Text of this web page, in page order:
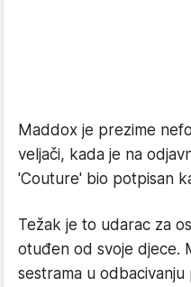
Maddox je prezime
veljači, kada je na
'Couture' bio potpisan
Težak je to udarac za
otuđen od svoje djece.
sestrama u